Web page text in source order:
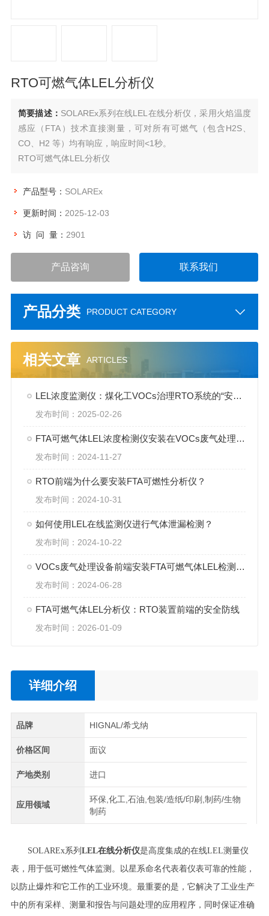
RTO可燃气体LEL分析仪
简要描述： SOLAREx系列在线LEL在线分析仪，采用火焰温度
感应（FTA）技术直接测量，可对所有可燃气（包含H2S、
CO、H2 等）均有响应，响应时间<1秒。
RTO可燃气体LEL分析仪
产品型号： SOLAREx
更新时间： 2025-12-03
访 问 量： 2901
产品咨询 联系我们
产品分类 PRODUCT CATEGORY
相关文章 ARTICLES
LEL浓度监测仪：煤化工VOCs治理RTO系统的“安全卫士“
发布时间：2025-02-26
FTA可燃气体LEL浓度检测仪安装在VOCs废气处理设备前端的重要作用
发布时间：2024-11-27
RTO前端为什么要安装FTA可燃性分析仪？
发布时间：2024-10-31
如何使用LEL在线监测仪进行气体泄漏检测？
发布时间：2024-10-22
VOCs废气处理设备前端安装FTA可燃气体LEL检测仪的重要作用
发布时间：2024-06-28
FTA可燃气体LEL分析仪：RTO装置前端的安全防线
发布时间：2026-01-09
详细介绍
品牌 HIGNAL/希戈纳
价格区间 面议
产地类别 进口
应用领域
环保,化工,石油,包装/造纸/印刷,制药/生物
制药
SOLAREx系列 LEL在线分析仪是高度集成的在线LEL测量仪
表，用于低可燃性气体监测。以星系命名代表着仪表可靠的性能，
以防止爆炸和它工作的工业环境。最重要的是，它解决了工业生产
中的所有采样、测量和报告与问题处理的应用程序，同时保证准确